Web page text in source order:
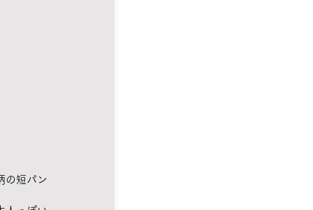
の短パン